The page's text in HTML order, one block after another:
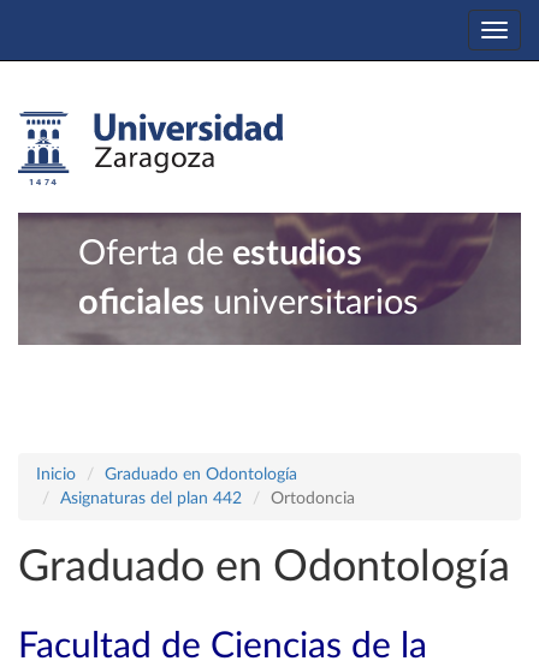
Oferta de estudios
oficiales universitarios
Inicio
Graduado en Odontología
Asignaturas del plan 442
Ortodoncia
Graduado en Odontología
Facultad de Ciencias de la